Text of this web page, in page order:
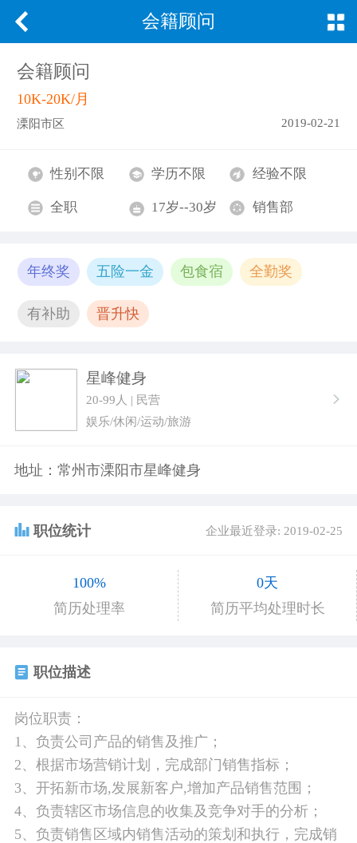
会籍顾问
会籍顾问
10K-20K/月
溧阳市区 2019-02-21
性别不限 学历不限 经验不限
全职 17岁--30岁 销售部
年终奖 五险一金 包食宿 全勤奖
有补助 晋升快
星峰健身
20-99人 | 民营
娱乐/休闲/运动/旅游
地址：常州市溧阳市星峰健身
职位统计 企业最近登录: 2019-02-25
100%
简历处理率
0天
简历平均处理时长
职位描述
岗位职责：
1、负责公司产品的销售及推广；
2、根据市场营销计划，完成部门销售指标；
3、开拓新市场,发展新客户,增加产品销售范围；
4、负责辖区市场信息的收集及竞争对手的分析；
5、负责销售区域内销售活动的策划和执行，完成销